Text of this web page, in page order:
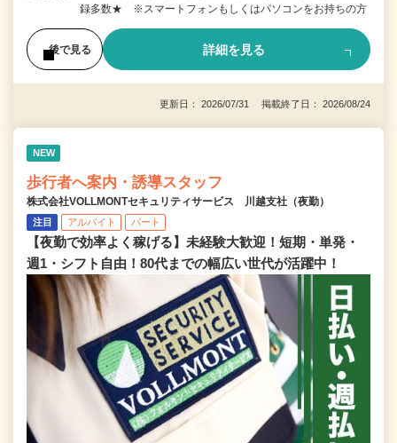
録多数★ ※スマートフォンもしくはパソコンをお持ちの方
後で見る 詳細を見る
更新日： 2026/07/31 掲載終了日： 2026/08/24
NEW
歩行者へ案内・誘導スタッフ
株式会社VOLLMONTセキュリティサービス 川越支社（夜勤）
注目 アルバイト パート
【夜勤で効率よく稼げる】未経験大歓迎！短期・単発・
週1・シフト自由！80代までの幅広い世代が活躍中！